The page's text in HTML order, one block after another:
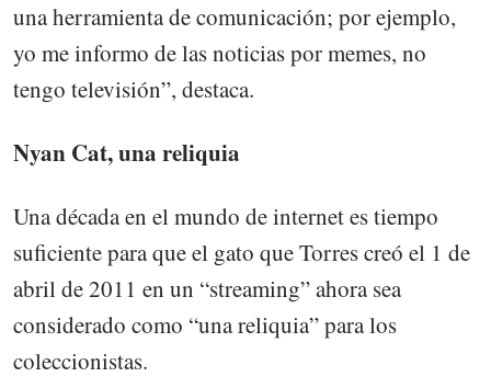
una herramienta de comunicación; por ejemplo,
yo me informo de las noticias por memes, no
tengo televisión”, destaca.
Nyan Cat, una reliquia
Una década en el mundo de internet es tiempo
suficiente para que el gato que Torres creó el 1 de
abril de 2011 en un “streaming” ahora sea
considerado como “una reliquia” para los
coleccionistas.